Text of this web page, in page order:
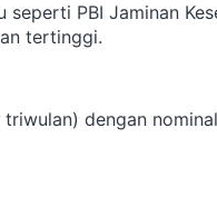
PBI Jaminan
tertinggi.
dengan